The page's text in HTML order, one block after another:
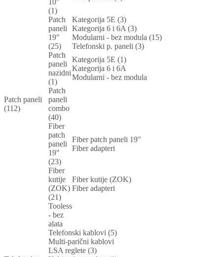
Patch paneli
(112)
10"
(1)
Patch
paneli
19"
(25)
Kategorija 5E (3)
Kategorija 6 i 6A (3)
Modularni - bez modula (15)
Telefonski p. paneli (3)
Patch
paneli
nazidni
(1)
Kategorija 5E (1)
Kategorija 6 i 6A
Modularni - bez modula
Patch
paneli
combo
(40)
Fiber
patch
paneli
19"
(23)
Fiber patch paneli 19"
Fiber adapteri
Fiber
kutije
(ZOK)
(21)
Fiber kutije (ZOK)
Fiber adapteri
Tooless
- bez
alata
Telefonski kablovi (5)
Multi-parični kablovi
LSA reglete (3)